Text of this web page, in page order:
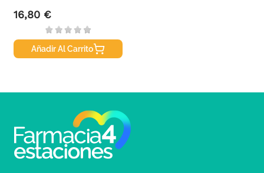
Precio
16,80 €
Añadir Al Carrito